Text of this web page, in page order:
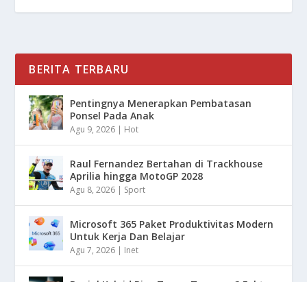
BERITA TERBARU
Pentingnya Menerapkan Pembatasan
Ponsel Pada Anak
Agu 9, 2026 | Hot
Raul Fernandez Bertahan di Trackhouse
Aprilia hingga MotoGP 2028
Agu 8, 2026 | Sport
Microsoft 365 Paket Produktivitas Modern
Untuk Kerja Dan Belajar
Agu 7, 2026 | Inet